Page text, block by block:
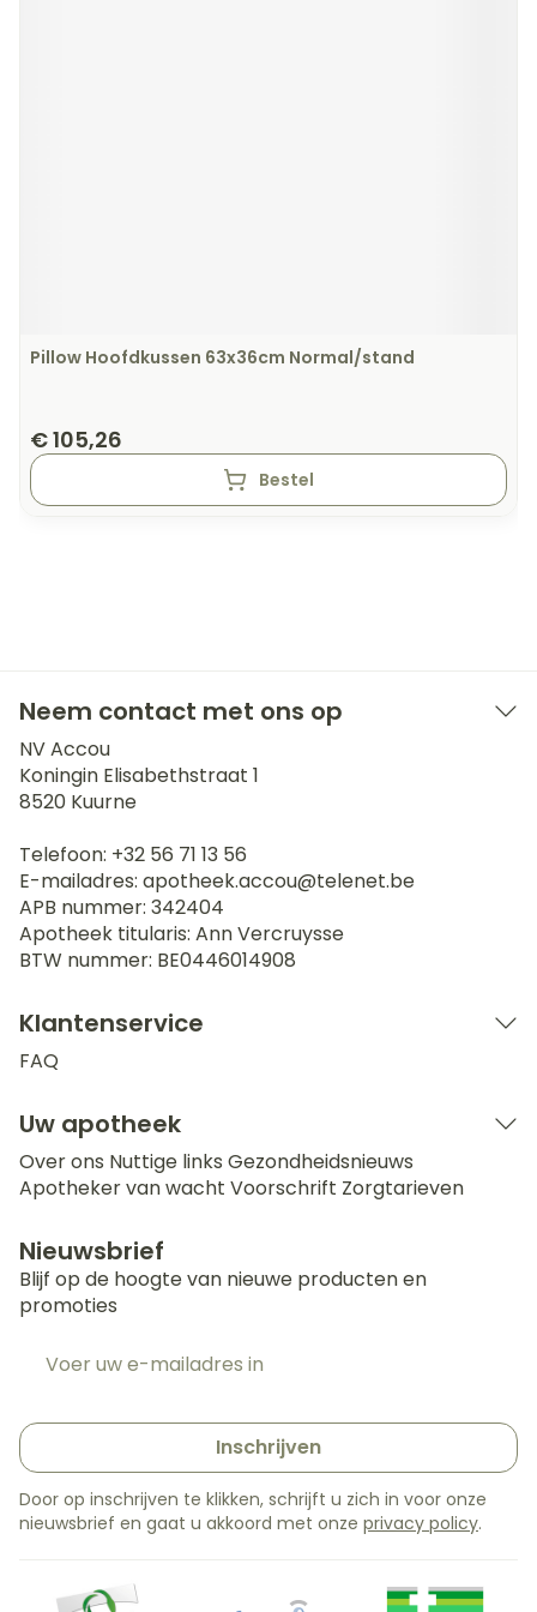
Pillow Hoofdkussen 63x36cm Normal/stand
€ 105,26
Bestel
Neem contact met ons op
NV Accou
Koningin Elisabethstraat 1
8520 Kuurne
Telefoon: +32 56 71 13 56
E-mailadres: apotheek.accou@telenet.be
APB nummer: 342404
Apotheek titularis: Ann Vercruysse
BTW nummer: BE0446014908
Klantenservice
FAQ
Uw apotheek
Over ons Nuttige links Gezondheidsnieuws
Apotheker van wacht Voorschrift Zorgtarieven
Nieuwsbrief
Blijf op de hoogte van nieuwe producten en
promoties
Inschrijven
Door op inschrijven te klikken, schrijft u zich in voor onze
nieuwsbrief en gaat u akkoord met onze privacy policy.